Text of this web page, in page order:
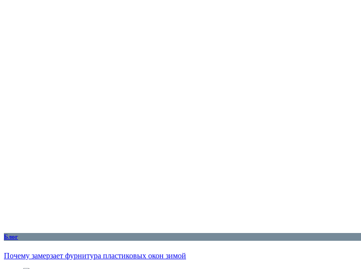
Блог
Почему замерзает фурнитура пластиковых окон зимой